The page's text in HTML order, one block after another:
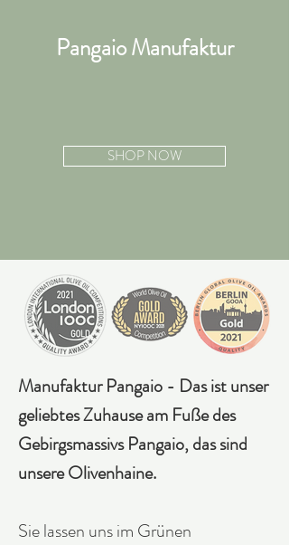
Pangaio Manufaktur
SHOP NOW
Manufaktur Pangaio - Das ist unser
geliebtes Zuhause am Fuße des
Gebirgsmassivs Pangaio, das sind
unsere Olivenhaine.
Sie lassen uns im Grünen